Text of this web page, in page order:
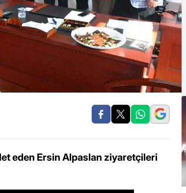
eden Ersin Alpaslan ziyaretçileri